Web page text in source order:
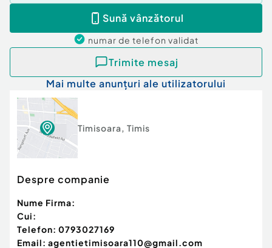
Sună vânzătorul
numar de telefon validat
Trimite mesaj
Mai multe anunțuri ale utilizatorului
Timisoara, Timis
Despre companie
Nume Firma:
Cui:
Telefon: 0793027169
Email: agentietimisoara110@gmail.com